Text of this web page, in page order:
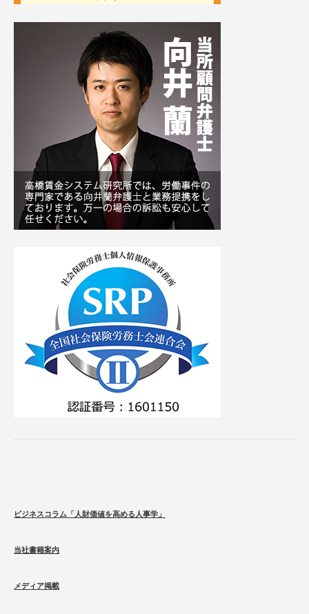
ビジネスコラム「人財価値を高める人事学」
当社書籍案内
メディア掲載